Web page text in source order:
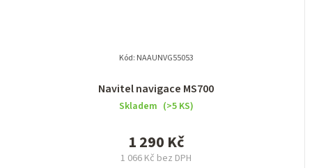
Navitel navigace MS700
Skladem (>5 KS)
1 066 Kč bez DPH
1 290 Kč
Kód: NAAUNVG55053